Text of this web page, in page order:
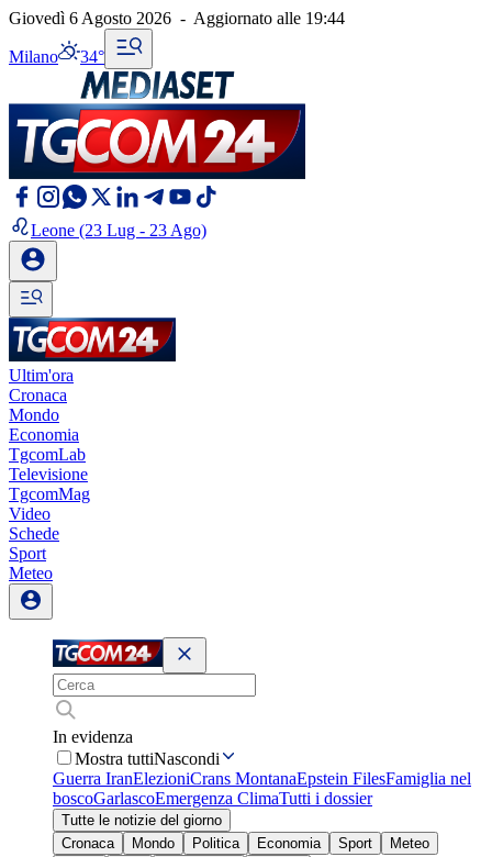
Giovedì 6 Agosto 2026 - Aggiornato alle 19:44
Milano 34°
Leone (23 Lug - 23 Ago)
Ultim'ora
Cronaca
Mondo
Economia
TgcomLab
Televisione
TgcomMag
Video
Schede
Sport
Meteo
In evidenza
Mostra tuttiNascondi
Guerra IranElezioniCrans MontanaEpstein FilesFamiglia nel
boscoGarlascoEmergenza ClimaTutti i dossier
Tutte le notizie del giorno
Cronaca
Mondo Politica Economia Sport
Meteo